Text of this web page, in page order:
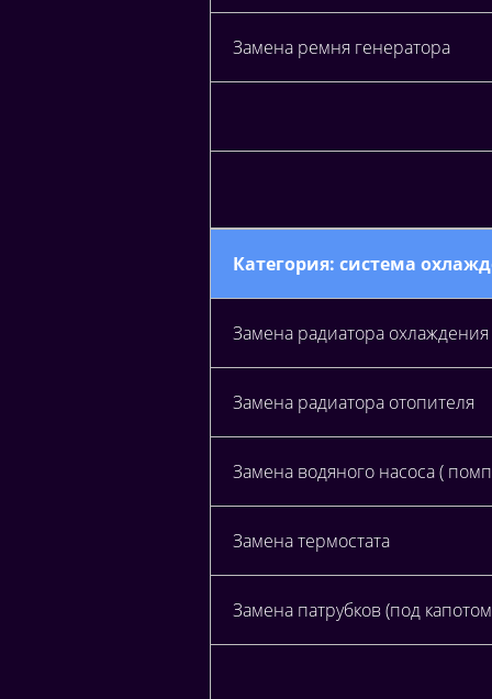
Замена ремня генератора
Категория: система
Замена радиатора охлаждения
Замена радиатора отопителя
Замена водяного насоса (
Замена термостата
Замена патрубков (под